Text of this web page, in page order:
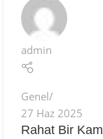
admin
Genel
27 Haz 2025
Rahat Bir